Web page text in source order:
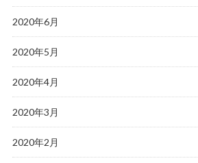
2020年6月
2020年5月
2020年4月
2020年3月
2020年2月